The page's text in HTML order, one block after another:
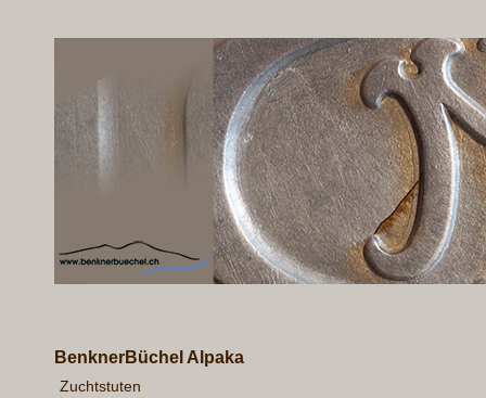
BenknerBüchel Alpaka
Zuchtstuten